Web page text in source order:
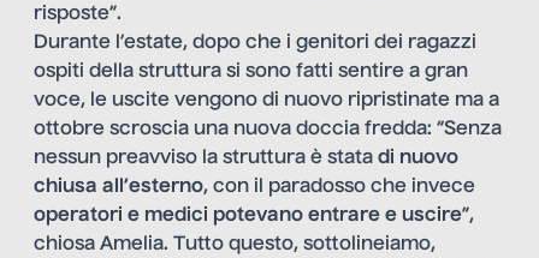
risposte”.
Durante l’estate, dopo che i genitori dei ragazzi
ospiti della struttura si sono fatti sentire a gran
voce, le uscite vengono di nuovo ripristinate ma a
ottobre scroscia una nuova doccia fredda: “Senza
nessun preavviso la struttura è stata di nuovo
chiusa all’esterno, con il paradosso che invece
operatori e medici potevano entrare e uscire”,
chiosa Amelia. Tutto questo, sottolineiamo,